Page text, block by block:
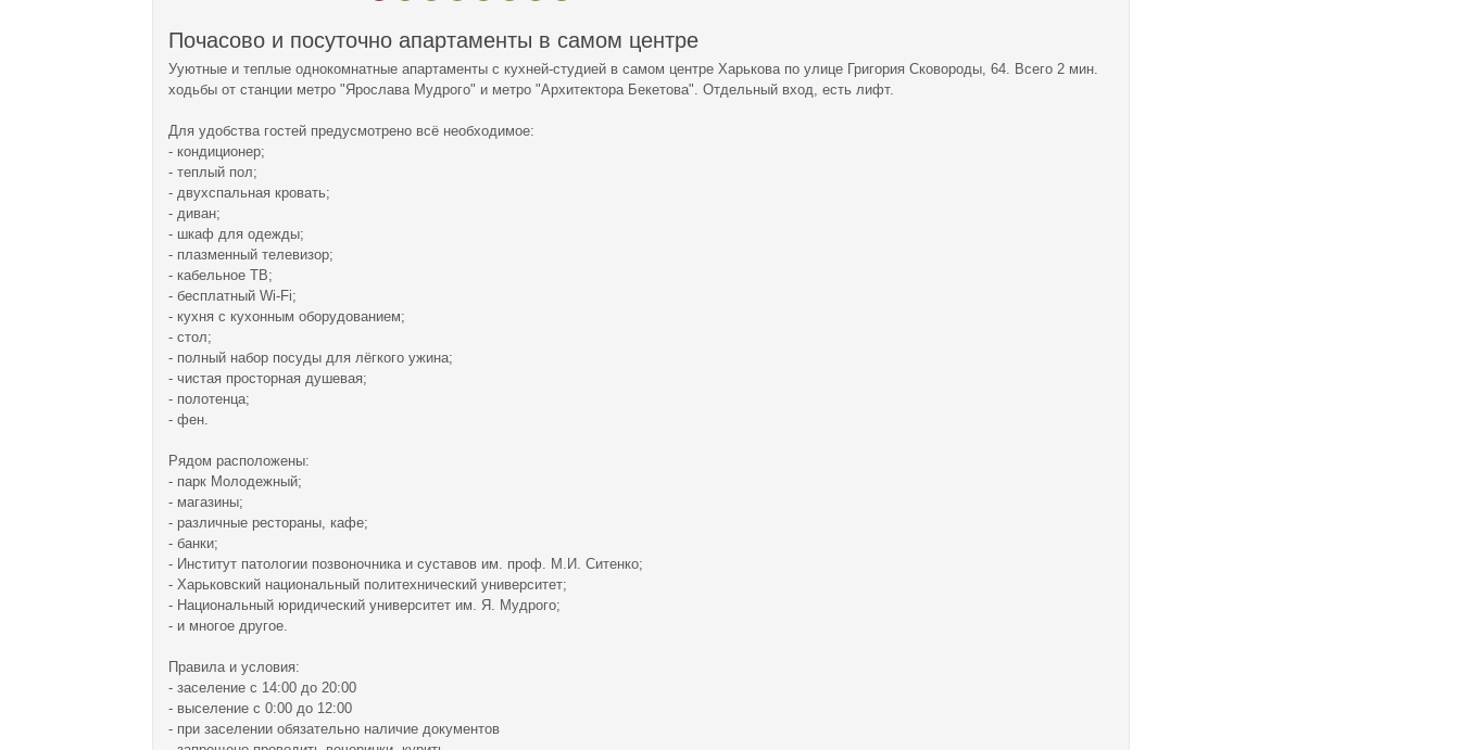
Почасово и посуточно апартаменты в самом центре
Ууютные и теплые однокомнатные апартаменты с кухней-студией в самом центре Харькова по улице Григория Сковороды, 64. Всего 2 мин.
ходьбы от станции метро "Ярослава Мудрого" и метро "Архитектора Бекетова". Отдельный вход, есть лифт.
Для удобства гостей предусмотрено всё необходимое:
- кондиционер;
- теплый пол;
- двухспальная кровать;
- диван;
- шкаф для одежды;
- плазменный телевизор;
- кабельное ТВ;
- бесплатный Wi-Fi;
- кухня с кухонным оборудованием;
- стол;
- полный набор посуды для лёгкого ужина;
- чистая просторная душевая;
- полотенца;
- фен.
Рядом расположены:
- парк Молодежный;
- магазины;
- различные рестораны, кафе;
- банки;
- Институт патологии позвоночника и суставов им. проф. М.И. Ситенко;
- Харьковский национальный политехнический университет;
- Национальный юридический университет им. Я. Мудрого;
- и многое другое.
Правила и условия:
- заселение с 14:00 до 20:00
- выселение с 0:00 до 12:00
- при заселении обязательно наличие документов